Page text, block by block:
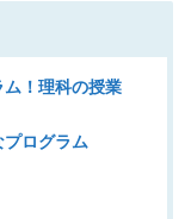
！理科の授業
ログラム